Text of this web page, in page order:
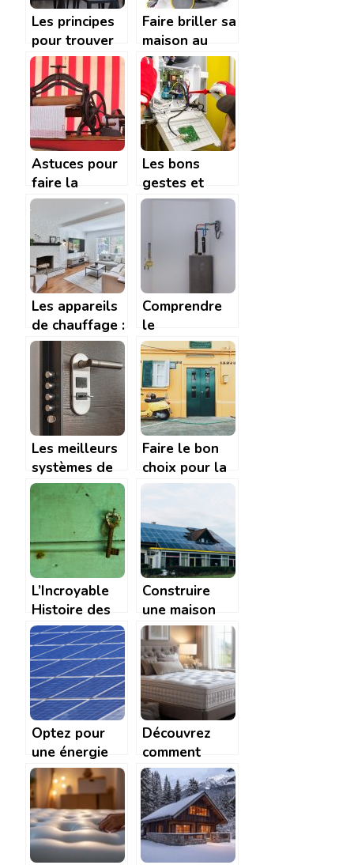
Les principes
pour trouver
la table à
manger idéale
pour votre
maison
Faire briller sa
maison au
quotidien
Astuces pour
faire la
lessive et ne
pas laisser de
tache
Les bons
gestes et
matériaux
entretenir
correctement
électrique
Les appareils
de chauffage :
l’importance
de les
entretenir
Comprendre
le
fonctionnement
d’une
chaudière
Les meilleurs
systèmes de
protection
d’une maison
Faire le bon
choix pour la
porte d’entree
L’Incroyable
Histoire des
clés et leur
fabrication
Construire
une maison
écologique :
les étapes
clés pour un
habitat
respectueux
de
l’environnement
Optez pour
une énergie
renouvelable
à la Rochelle :
un choix
responsable
et avantageux
Découvrez
comment
choisir le
matelas idéal
pour un
sommeil
réparateur